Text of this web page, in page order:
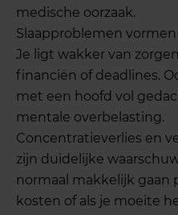
medische oorzaak.
Slaapproblemen
Je ligt wakker van
financiën of deadlines.
met een hoofd vol
mentale overbelasting.
Concentratieverlies en
zijn duidelijke
normaal makkelijk gaan
kosten of als je moeite